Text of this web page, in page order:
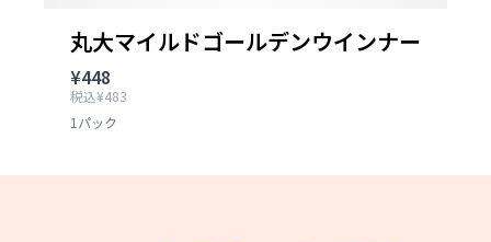
丸大マイルドゴールデンウインナー
¥448
税込¥483
1パック